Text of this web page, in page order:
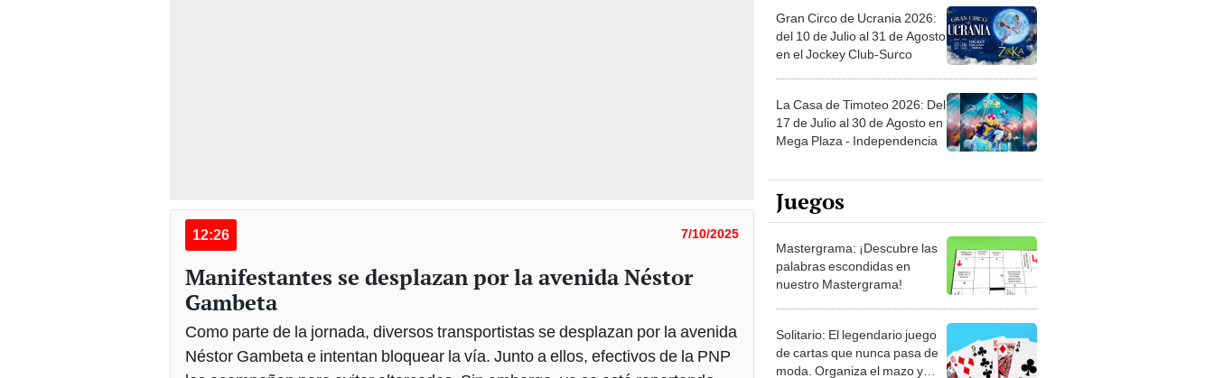
12:26 7/10/2025
Manifestantes se desplazan por la avenida Néstor
Gambeta
Como parte de la jornada, diversos transportistas se desplazan por la avenida
Néstor Gambeta e intentan bloquear la vía. Junto a ellos, efectivos de la PNP
Gran Circo de Ucrania 2026:
del 10 de Julio al 31 de Agosto
en el Jockey Club-Surco
La Casa de Timoteo 2026: Del
17 de Julio al 30 de Agosto en
Mega Plaza - Independencia
Juegos
Mastergrama: ¡Descubre las
palabras escondidas en
nuestro Mastergrama!
Solitario: El legendario juego
de cartas que nunca pasa de
moda. Organiza el mazo y